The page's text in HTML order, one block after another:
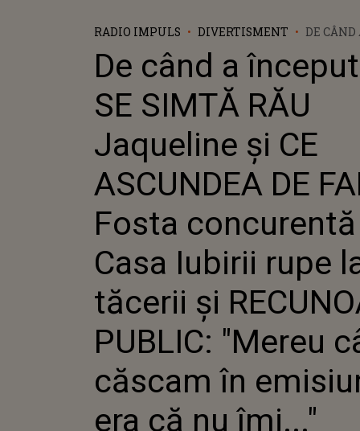
RADIO IMPULS DIVERTISMENT
DE
FOSTA
DIN
"MEREU
ÎN
NU ÎMI..."
De când a
SE SIMTĂ RĂU
Jaqueline și CE
ASCUNDEA DE
Fosta
Casa Iubirii rupe
tăcerii și
PUBLIC: "Mereu
căscam în
era că nu îmi..."